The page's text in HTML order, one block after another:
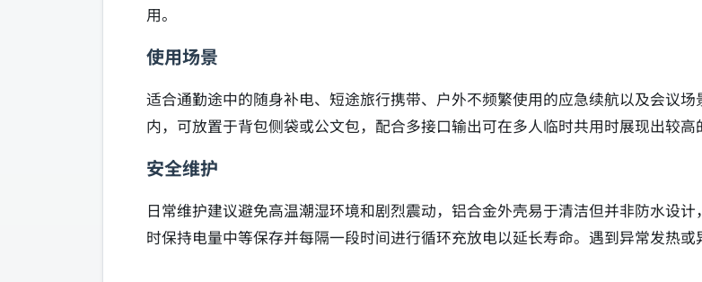
用。
使用场景
适合通勤途中的随身补电、短途旅行携带、户外不频繁使用的应急续航以及会议
内，可放置于背包侧袋或公文包，配合多接口输出可在多人临时共用时展现出较高
安全维护
日常维护建议避免高温潮湿环境和剧烈震动，铝合金外壳易于清洁但并非防水设
时保持电量中等保存并每隔一段时间进行循环充放电以延长寿命。遇到异常发热或